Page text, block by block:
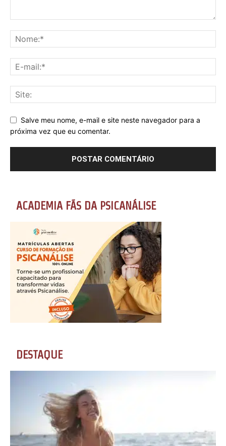
Salve meu nome, e-mail e site neste navegador para a
próxima vez que eu comentar.
ACADEMIA FÃS DA PSICANÁLISE
DESTAQUE